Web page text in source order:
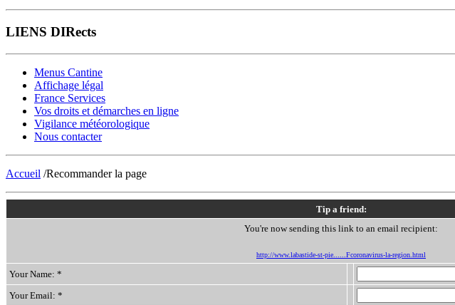
LIENS DIRects
Menus Cantine
Affichage légal
France Services
Vos droits et démarches en ligne
Vigilance météorologique
Nous contacter
Accueil /Recommander la page
Tip a friend:
You're now sending this link to an email recipient:
http://www.labastide-st-pie......Fcoronavirus-la-region.html
Your Name: *
Your Email: *